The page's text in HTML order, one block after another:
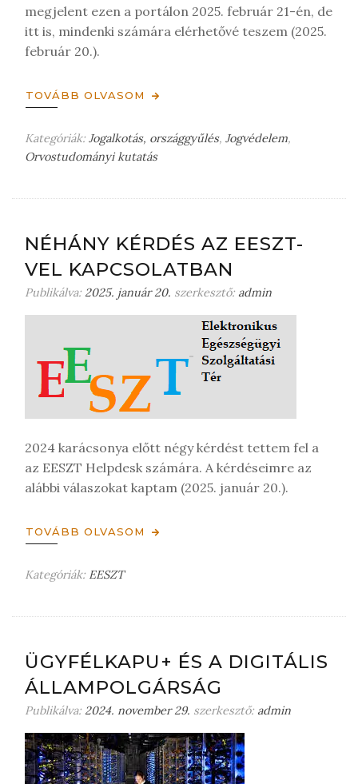
megjelent ezen a portálon 2025. február 21-én, de
itt is, mindenki számára elérhetővé teszem (2025.
február 20.).
TOVÁBB OLVASOM
Kategóriák: Jogalkotás, országgyűlés, Jogvédelem,
Orvostudományi kutatás
o
n
m
e
y
s
t
NÉHÁNY KÉRDÉS AZ EESZT-
VEL KAPCSOLATBAN
Publikálva: 2025. január 20. szerkesztő: admin
2024 karácsonya előtt négy kérdést tettem fel a
az EESZT Helpdesk számára. A kérdéseimre az
alábbi válaszokat kaptam (2025. január 20.).
TOVÁBB OLVASOM
Kategóriák: EESZT
o
n
g
j
e
ÜGYFÉLKAPU+ ÉS A DIGITÁLIS
ÁLLAMPOLGÁRSÁG
Publikálva: 2024. november 29. szerkesztő: admin